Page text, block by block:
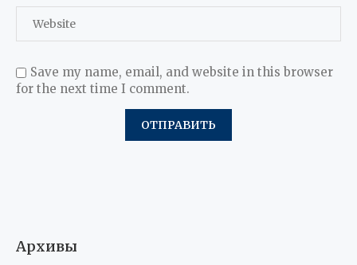
Save my name, email, and website in this browser
for the next time I comment.
Архивы